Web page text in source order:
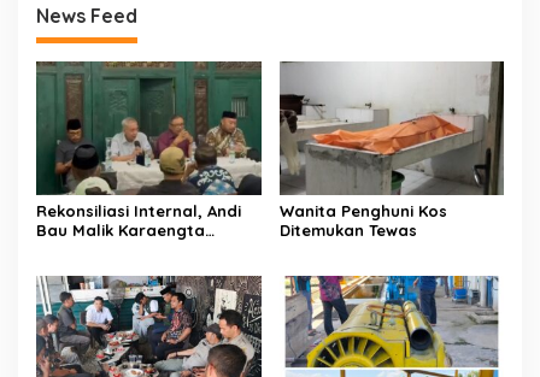
News Feed
Rekonsiliasi Internal, Andi
Bau Malik Karaengta
Adat Gowa
Wanita Penghuni Kos
Ditemukan Tewas